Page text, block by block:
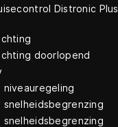
Distronic
doorlopend
niveauregeling
snelheidsbegrenzing
snelheidsbegrenzing